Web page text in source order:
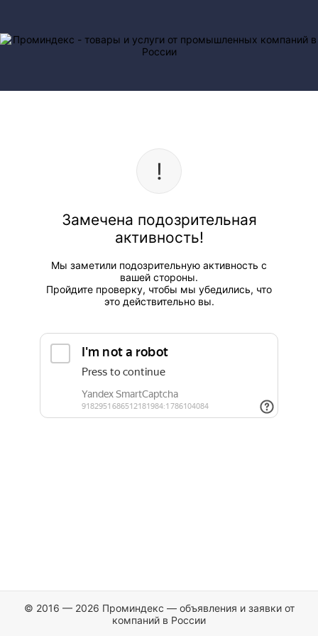
Замечена подозрительная
активность!
Мы заметили подозрительную активность с
вашей стороны.
Пройдите проверку, чтобы мы убедились, что
это действительно вы.
© 2016 — 2026 Проминдекс — объявления и заявки от
компаний в России